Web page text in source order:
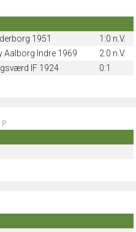
1951
1:0 n.V.
Aalborg Indre 1969
2:0 n.V.
IF 1924 0:1